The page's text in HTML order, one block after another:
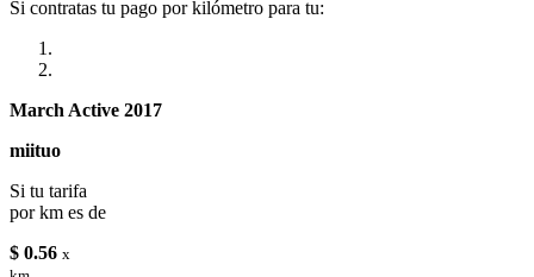
Si contratas tu pago por kilómetro para tu:
March Active 2017
miituo
Si tu tarifa
por km es de
$ 0.56 x